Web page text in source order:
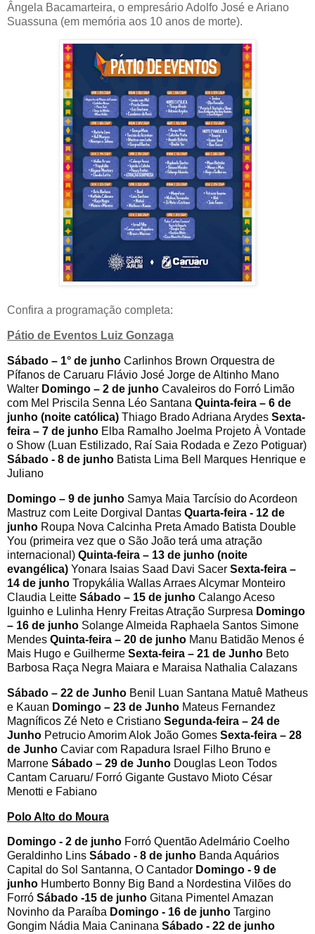
Ângela Bacamarteira, o empresário Adolfo José e Ariano
Suassuna (em memória aos 10 anos de morte).
Confira a programação completa:
Pátio de Eventos Luiz Gonzaga
Sábado – 1° de junho Carlinhos Brown Orquestra de
Pífanos de Caruaru Flávio José Jorge de Altinho Mano
Walter Domingo – 2 de junho Cavaleiros do Forró Limão
com Mel Priscila Senna Léo Santana Quinta-feira – 6 de
junho (noite católica) Thiago Brado Adriana Arydes Sexta-
feira – 7 de junho Elba Ramalho Joelma Projeto À Vontade
o Show (Luan Estilizado, Raí Saia Rodada e Zezo Potiguar)
Sábado - 8 de junho Batista Lima Bell Marques Henrique e
Juliano
Domingo – 9 de junho Samya Maia Tarcísio do Acordeon
Mastruz com Leite Dorgival Dantas Quarta-feira - 12 de
junho Roupa Nova Calcinha Preta Amado Batista Double
You (primeira vez que o São João terá uma atração
internacional) Quinta-feira – 13 de junho (noite
evangélica) Yonara Isaias Saad Davi Sacer Sexta-feira –
14 de junho Tropykália Wallas Arraes Alcymar Monteiro
Claudia Leitte Sábado – 15 de junho Calango Aceso
Iguinho e Lulinha Henry Freitas Atração Surpresa Domingo
– 16 de junho Solange Almeida Raphaela Santos Simone
Mendes Quinta-feira – 20 de junho Manu Batidão Menos é
Mais Hugo e Guilherme Sexta-feira – 21 de Junho Beto
Barbosa Raça Negra Maiara e Maraisa Nathalia Calazans
Sábado – 22 de Junho Benil Luan Santana Matuê Matheus
e Kauan Domingo – 23 de Junho Mateus Fernandez
Magníficos Zé Neto e Cristiano Segunda-feira – 24 de
Junho Petrucio Amorim Alok João Gomes Sexta-feira – 28
de Junho Caviar com Rapadura Israel Filho Bruno e
Marrone Sábado – 29 de Junho Douglas Leon Todos
Cantam Caruaru/ Forró Gigante Gustavo Mioto César
Menotti e Fabiano
Polo Alto do Moura
Domingo - 2 de junho Forró Quentão Adelmário Coelho
Geraldinho Lins Sábado - 8 de junho Banda Aquários
Capital do Sol Santanna, O Cantador Domingo - 9 de
junho Humberto Bonny Big Band a Nordestina Vilões do
Forró Sábado -15 de junho Gitana Pimentel Amazan
Novinho da Paraíba Domingo - 16 de junho Targino
Gongim Nádia Maia Caninana Sábado - 22 de junho